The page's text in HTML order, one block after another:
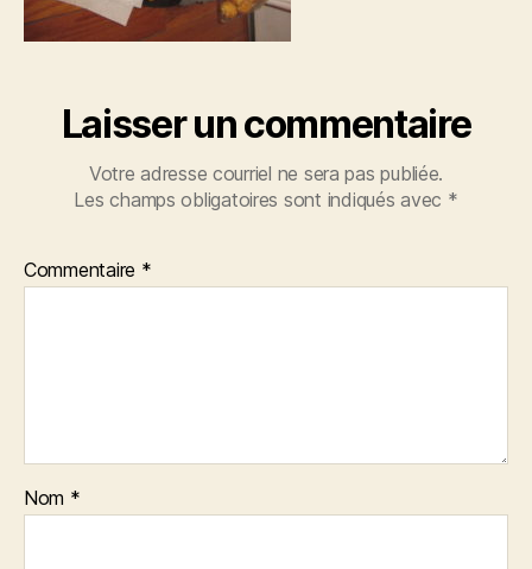
Laisser un commentaire
Votre adresse courriel ne sera pas publiée.
Les champs obligatoires sont indiqués avec *
Commentaire *
Nom *